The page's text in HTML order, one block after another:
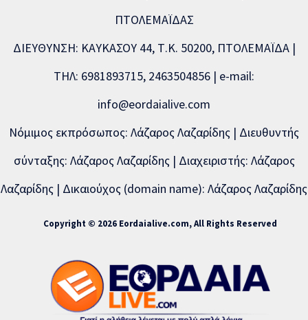
ΠΤΟΛΕΜΑΪΔΑΣ
ΔΙΕΥΘΥΝΣΗ: ΚΑΥΚΑΣΟΥ 44, Τ.Κ. 50200, ΠΤΟΛΕΜΑΪΔΑ |
ΤΗΛ: 6981893715, 2463504856 | e-mail:
info@eordaialive.com
Νόμιμος εκπρόσωπος: Λάζαρος Λαζαρίδης | Διευθυντής
σύνταξης: Λάζαρος Λαζαρίδης | Διαχειριστής: Λάζαρος
Λαζαρίδης | Δικαιούχος (domain name): Λάζαρος Λαζαρίδης
Copyright © 2026 Eordaialive.com, All Rights Reserved